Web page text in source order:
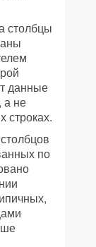
столбцы
данные
а не
строках.
по